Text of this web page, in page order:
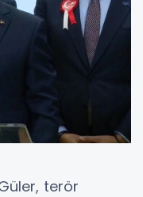
terör